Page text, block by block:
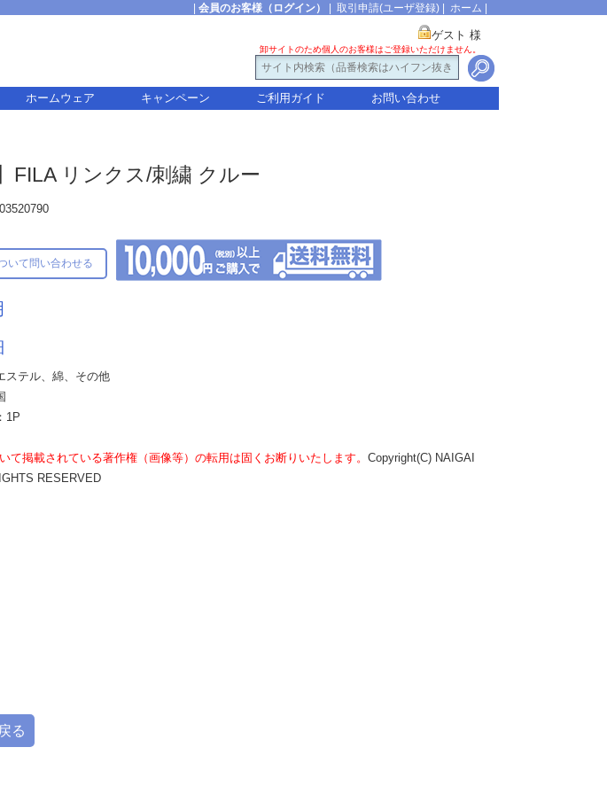
会員のお客様（ログイン） 取引申請(ユーザ登録) ホーム
ゲスト 様
卸サイトのため個人のお客様はご登録いただけません。
ホームウェア キャンペーン ご利用ガイド お問い合わせ
FILA リンクス/刺繍 クルー
いて問い合わせる
ステル、綿、その他
1P
て掲載されている著作権（画像等）の転用は固くお断りいたします。Copyright(C) NAIGAI
RESERVED
戻る